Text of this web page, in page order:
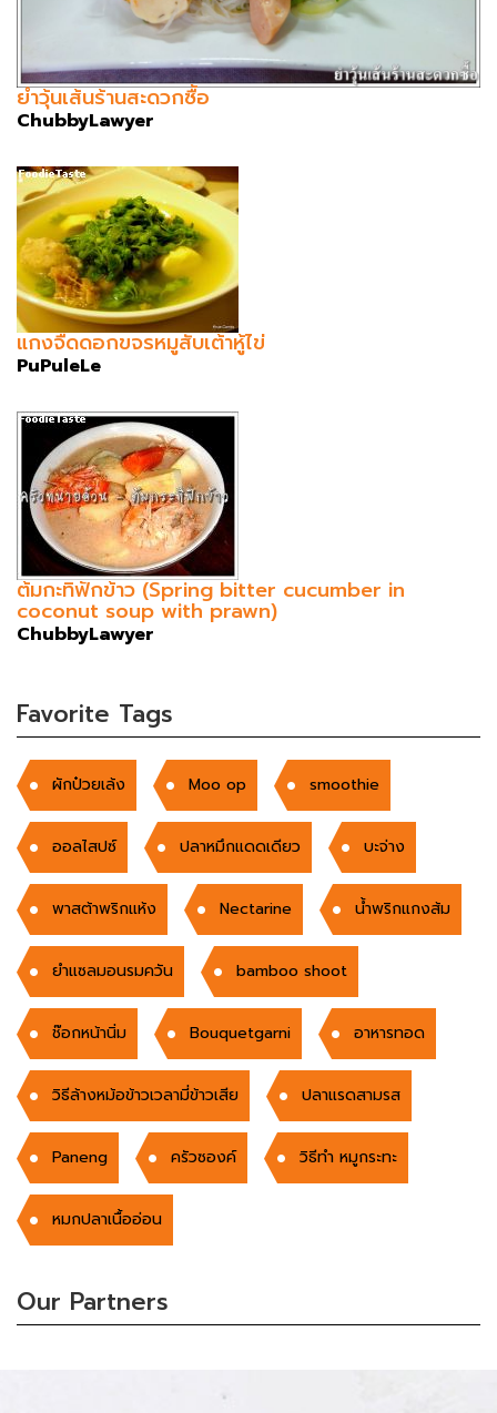
ยำวุ้นเส้นร้านสะดวกซื้อ
ChubbyLawyer
แกงจืดดอกขจรหมูสับเต้าหู้ไข่
PuPuleLe
ต้มกะทิฟักข้าว (Spring bitter cucumber in
coconut soup with prawn)
ChubbyLawyer
Favorite Tags
ผักป๋วยเล้ง Moo op smoothie
ออลไสปซ์ ปลาหมึกแดดเดียว บะจ่าง
พาสต้าพริกแห้ง Nectarine น้ำพริกแกงส้ม
ยำแซลมอนรมควัน bamboo shoot
ช๊อกหน้านิ่ม Bouquetgarni อาหารทอด
วิธีล้างหม้อข้าวเวลามี่ข้าวเสีย ปลาแรดสามรส
Paneng ครัวซองค์ วิธีทำ หมูกระทะ
หมกปลาเนื้ออ่อน
Our Partners